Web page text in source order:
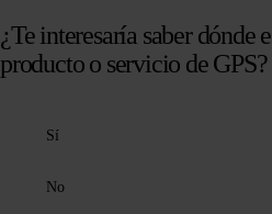
¿Te interesaría saber dónde
producto o servicio de GPS?
Sí
No